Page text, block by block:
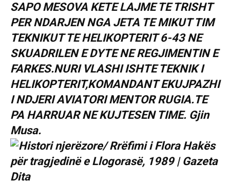
SAPO MESOVA KETE LAJME TE TRISHT
PER NDARJEN NGA JETA TE MIKUT TIM
TEKNIKUT TE HELIKOPTERIT 6-43 NE
SKUADRILEN E DYTE NE REGJIMENTIN E
FARKES.NURI VLASHI ISHTE TEKNIK I
HELIKOPTERIT,KOMANDANT EKUJPAZHI
I NDJERI AVIATORI MENTOR RUGIA.TE
PA HARRUAR NE KUJTESEN TIME. Gjin
Musa.